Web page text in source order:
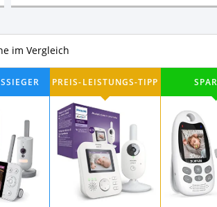
StillkissenTest Musik
Babyflaschen Test
Baby KrabbelmattenTest
Test
17 besten Babyphone im Vergleich